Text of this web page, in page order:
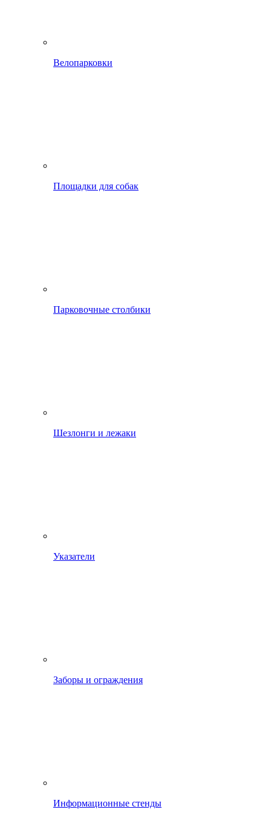
Велопарковки
Площадки для собак
Парковочные столбики
Шезлонги и лежаки
Указатели
Заборы и ограждения
Информационные стенды